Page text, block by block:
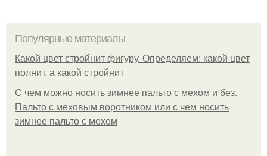
Популярные материалы
Какой цвет стройнит фигуру. Определяем: какой цвет
полнит, а какой стройнит
C чем можно носить зимнее пальто с мехом и без.
Пальто с меховым воротником или с чем носить
зимнее пальто с мехом